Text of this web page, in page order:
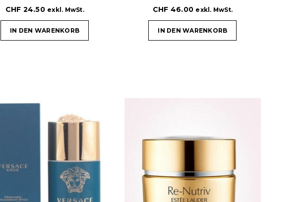
CHF 24.50 exkl. MwSt.
IN DEN WARENKORB
CHF 46.00 exkl. MwSt.
IN DEN WARENKORB